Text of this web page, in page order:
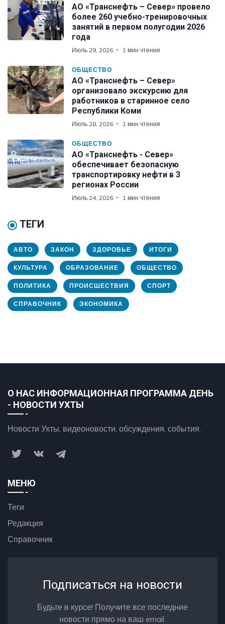
АО «Транснефть – Север» провело
более 260 учебно-тренировочных
занятий в первом полугодии 2026
года
Июль 29, 2026 1 мин чтения
ОБЩЕСТВО
АО «Транснефть – Север»
организовало экскурсию для
работников в старинное село
Республики Коми
Июль 28, 2026 1 мин чтения
ОБЩЕСТВО
АО «Транснефть - Север»
обеспечивает безопасную
транспортировку нефти в 3
регионах России
Июль 24, 2026 1 мин чтения
ТЕГИ
АВТО ЗАКОН ЗДОРОВЬЕ ИТОГИ
КУЛЬТУРА ОБРАЗОВАНИЕ ОБЩЕСТВО
ПОЛИТИКА ПРОИСШЕСТВИЯ СПОРТ
СПРАВОЧНИК ЭКОНОМИКА
О НАС ИНФОРМАЦИОННАЯ ПРОГРАММА ДЕНЬ
- НОВОСТИ УХТЫ
Новости Ухты, видеоновости, обсуждения, события.
МЕНЮ
Теги
Редакция
Справочник
Подписаться на новости
Будьте в курсе! Получите все последние
новости прямо на ваш email.